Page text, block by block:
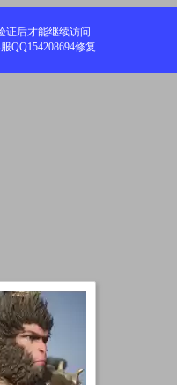
证后才能继续访问
QQ154208694修复